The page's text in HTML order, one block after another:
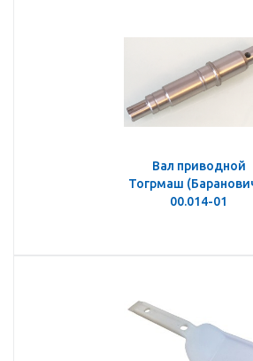
Вал приводной
Тогрмаш
00.014-01